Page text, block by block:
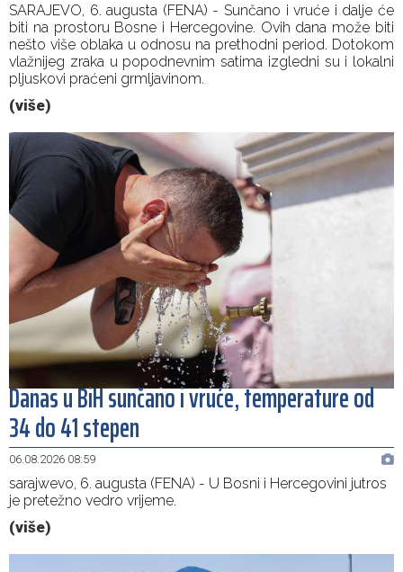
SARAJEVO, 6. augusta (FENA) - Sunčano i vruće i dalje će
biti na prostoru Bosne i Hercegovine. Ovih dana može biti
nešto više oblaka u odnosu na prethodni period. Dotokom
vlažnijeg zraka u popodnevnim satima izgledni su i lokalni
pljuskovi praćeni grmljavinom.
(više)
Danas u BiH sunčano i vruće, temperature od
34 do 41 stepen
06.08.2026 08:59
sarajwevo, 6. augusta (FENA) - U Bosni i Hercegovini jutros
je pretežno vedro vrijeme.
(više)